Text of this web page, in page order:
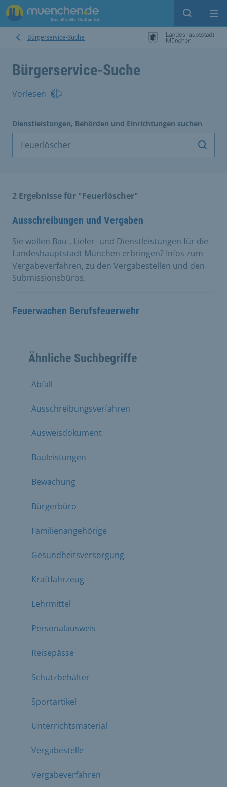
Suche
Bürgerservice-Suche
Bürgerservice-Suche
Vorlesen
Dienstleistungen, Behörden und Einrichtungen suchen
2 Ergebnisse für "Feuerlöscher"
Ausschreibungen und Vergaben
Sie wollen Bau-, Liefer- und Dienstleistungen für die
Landeshauptstadt München erbringen? Infos zum
Vergabeverfahren, zu den Vergabestellen und den
Submissionsbüros.
Feuerwachen Berufsfeuerwehr
Ähnliche Suchbegriffe
Abfall
Ausschreibungsverfahren
Ausweisdokument
Bauleistungen
Bewachung
Bürgerbüro
Familienangehörige
Gesundheitsversorgung
Kraftfahrzeug
Lehrmittel
Personalausweis
Reisepässe
Schutzbehälter
Sportartikel
Unterrichtsmaterial
Vergabestelle
Vergabeverfahren